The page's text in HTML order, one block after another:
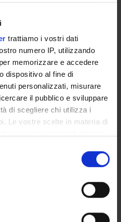
trattiamo i vostri dati
numero IP, utilizzando
memorizzare e accedere
dispositivo al fine di
personalizzati, misurare
il pubblico e sviluppare
di scegliere chi utilizza i
Le vostre scelte in materia di
consenso in qualsiasi
sui cookie o facendo clic
sulla tua posizione
SANITARIE
CLINICA 1